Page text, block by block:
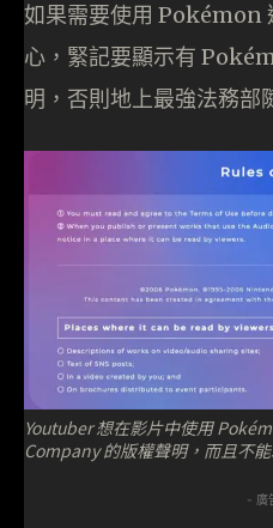
如果需要使用 Pokémon
心，緊記要顯示有
明，否則地上最強法務部
Youtuber 想在影片中使用
Company 的版權聲明，而且不
- 廣